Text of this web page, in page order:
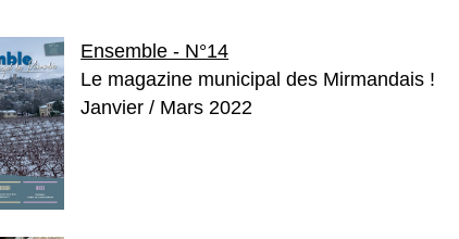
Ensemble - N°14
Le magazine municipal des Mirmandais !
Janvier / Mars 2022